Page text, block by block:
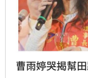
曹雨婷哭揭幫